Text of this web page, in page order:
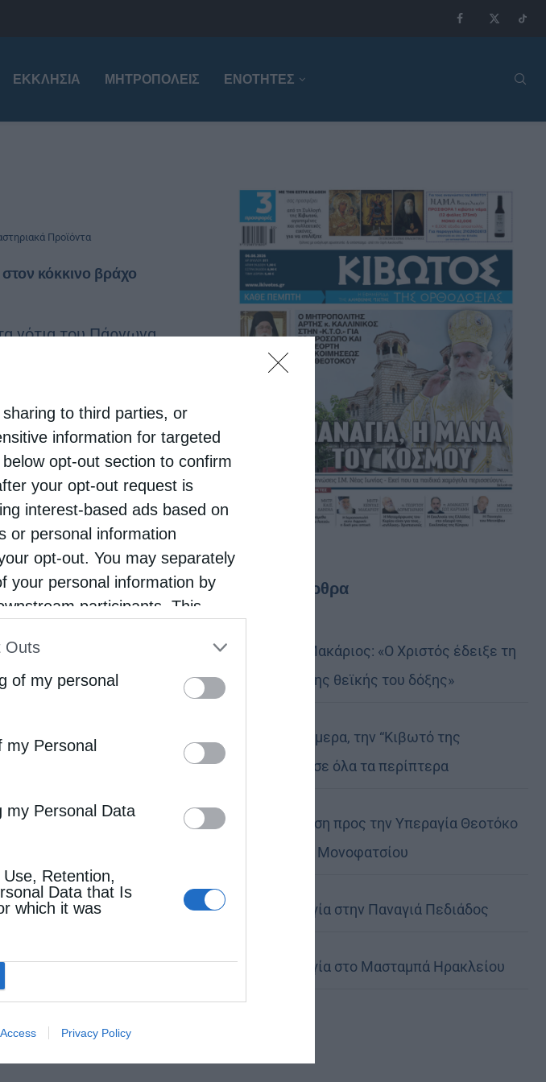
to third parties, or
information for targeted
opt-out section to confirm
your opt-out request is
interest-based ads based on
or personal information
opt-out. You may separately
your personal information by
participants. This
that may further disclose it to
Outs
of my personal
my Personal
my Personal Data
Retention,
Data that Is
which it was
Privacy Policy
ΕΚΚΛΗΣΊΑ ΜΗΤΡΟΠΌΛΕΙΣ ΕΝΟΤΗΤΕΣ
Προϊόντα
κόκκινο βράχο
νότια του Πάρνωνα,
σε υψόμετρο 650
…
Τελευταία άρθρα
Αυστραλίας Μακάριος: «Ο Χριστός έδειξε τη
λαμπρότητα της θεϊκής του δόξης»
Μη χάσετε σήμερα, την “Κιβωτό της
Ορθοδοξίας”, σε όλα τα περίπτερα
Ιερά Παράκληση προς την Υπεραγία Θεοτόκο
στα Φαβριανά Μονοφατσίου
Θεία Λειτουργία στην Παναγιά Πεδιάδος
Θεία Λειτουργία στο Μασταμπά Ηρακλείου